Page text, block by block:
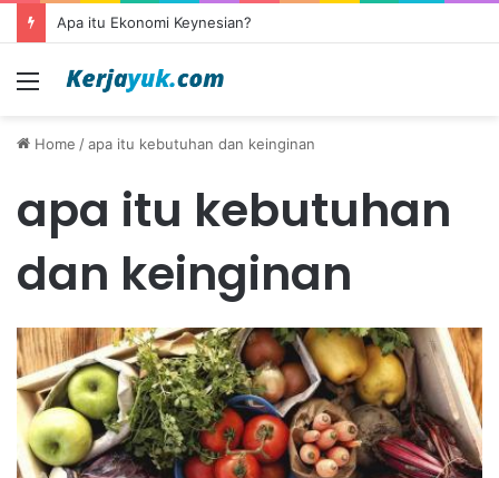
Apa itu Ekonomi Keynesian?
Menu
Home /apa itu kebutuhan dan keinginan
apa itu kebutuhan
dan keinginan